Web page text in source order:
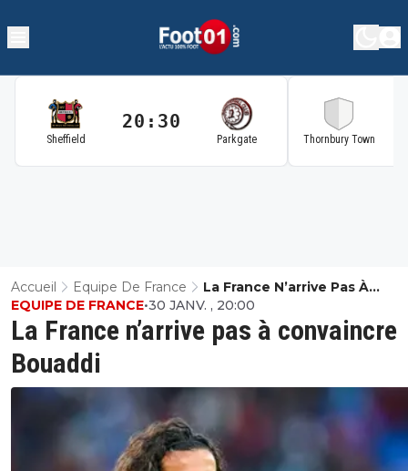
Sheffield
20:30
Parkgate Thornbury Town
Accueil Equipe De France
La France N’arrive Pas À
Convaincre Bouaddi
La France n’arrive pas à convaincre
Bouaddi
EQUIPE DE FRANCE•30 JANV. , 20:00